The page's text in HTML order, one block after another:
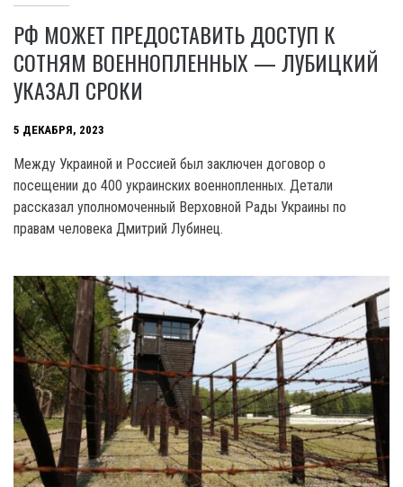
РФ МОЖЕТ ПРЕДОСТАВИТЬ ДОСТУП К
СОТНЯМ ВОЕННОПЛЕННЫХ — ЛУБИЦКИЙ
УКАЗАЛ СРОКИ
5 ДЕКАБРЯ, 2023
Между Украиной и Россией был заключен договор o
посещении до 400 украинских военнопленных. Детали
рассказал уполномоченный Верховной Рады Украины по
правам человека Дмитрий Лубинец.